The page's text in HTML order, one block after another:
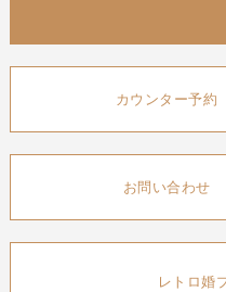
カウンター予約
お問い合わせ
レトロ婚